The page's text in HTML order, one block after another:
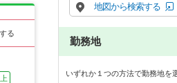
る
地図から検索する
勤務地
いずれか１つの方法で勤務地を